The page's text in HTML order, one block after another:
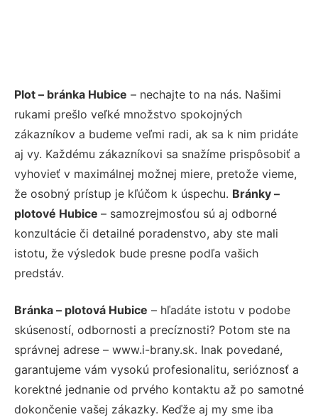
Plot – bránka Hubice – nechajte to na nás. Našimi
rukami prešlo veľké množstvo spokojných
zákazníkov a budeme veľmi radi, ak sa k nim pridáte
aj vy. Každému zákazníkovi sa snažíme prispôsobiť a
vyhovieť v maximálnej možnej miere, pretože vieme,
že osobný prístup je kľúčom k úspechu. Bránky –
plotové Hubice – samozrejmosťou sú aj odborné
konzultácie či detailné poradenstvo, aby ste mali
istotu, že výsledok bude presne podľa vašich
predstáv.
Bránka – plotová Hubice – hľadáte istotu v podobe
skúseností, odbornosti a precíznosti? Potom ste na
správnej adrese – www.i-brany.sk. Inak povedané,
garantujeme vám vysokú profesionalitu, serióznosť a
korektné jednanie od prvého kontaktu až po samotné
dokončenie vašej zákazky. Keďže aj my sme iba